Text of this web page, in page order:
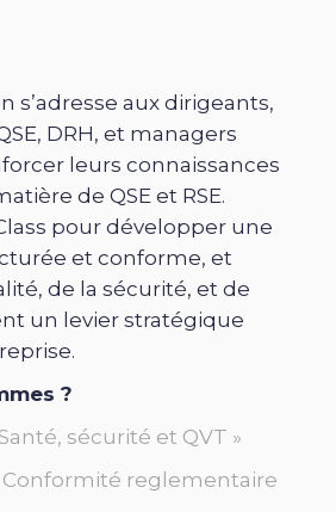
s’adresse aux dirigeants,
DRH, et managers
leurs connaissances
de QSE et RSE.
pour développer une
et conforme, et
de la sécurité, et de
un levier stratégique
?
sécurité et QVT »
Conformité reglementaire